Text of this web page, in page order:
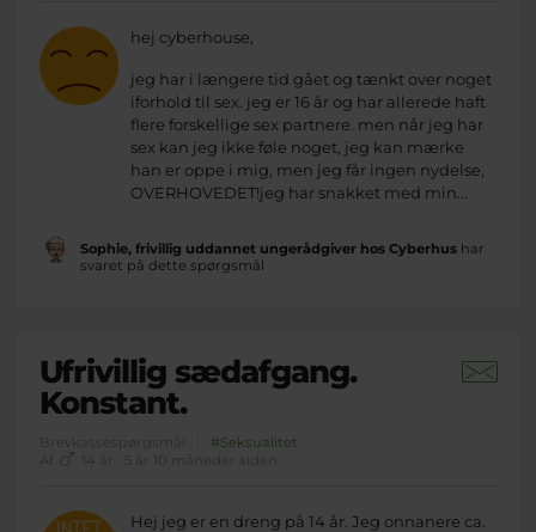
hej cyberhouse,
jeg har i længere tid gået og tænkt over noget
iforhold til sex. jeg er 16 år og har allerede haft
flere forskellige sex partnere. men når jeg har
sex kan jeg ikke føle noget, jeg kan mærke
han er oppe i mig, men jeg får ingen nydelse,
OVERHOVEDET!jeg har snakket med min...
Sophie, frivillig uddannet ungerådgiver hos Cyberhushar
svaret på dette spørgsmål
Ufrivillig sædafgang.
Konstant.
Brevkassespørgsmål
#Seksualitet
Af
14 år · 5 år 10 måneder siden
Hej jeg er en dreng på 14 år. Jeg onnanere ca.